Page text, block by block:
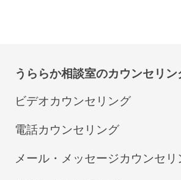
うららか相談室のカウンセリン
ビデオカウンセリング
電話カウンセリング
メール・メッセージカウンセリ